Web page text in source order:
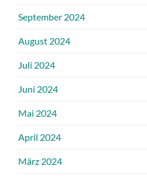
September 2024
August 2024
Juli 2024
Juni 2024
Mai 2024
April 2024
März 2024